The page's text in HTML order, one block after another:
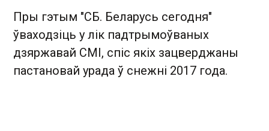
Пры гэтым "СБ. Беларусь сегодня"
ўваходзіць у лік падтрымоўваных
дзяржавай СМІ, спіс якіх зацверджаны
пастановай урада ў снежні 2017 года.